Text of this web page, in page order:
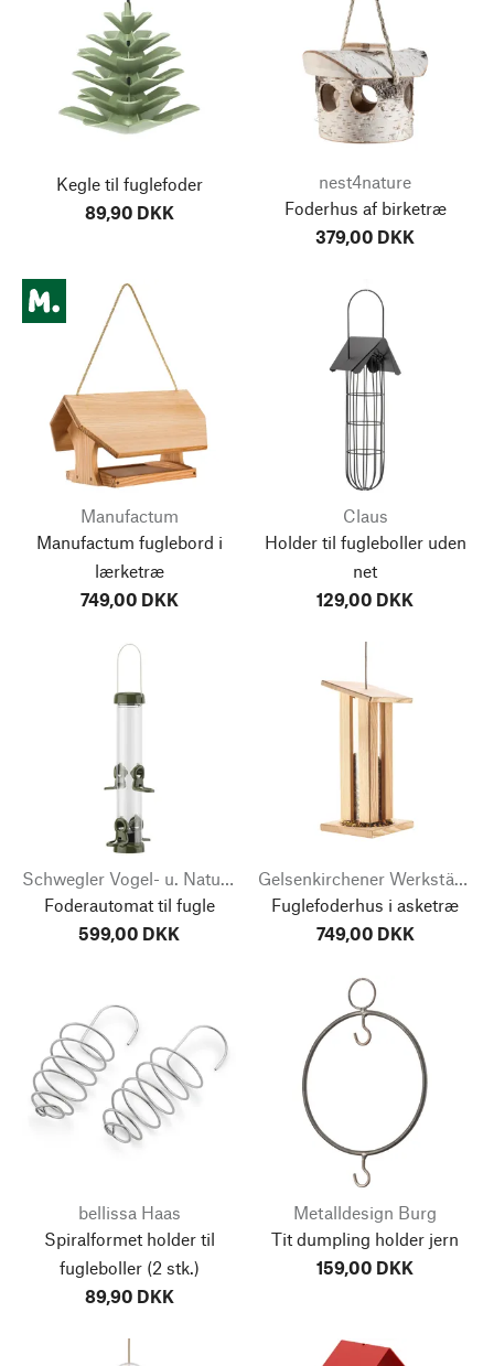
Kegle til fuglefoder
89,90 DKK
nest4nature
Foderhus af birketræ
379,00 DKK
Manufactum
Manufactum fuglebord i
lærketræ
749,00 DKK
Claus
Holder til fugleboller uden
net
129,00 DKK
Foderautomat til fugle
599,00 DKK
Fuglefoderhus i asketræ
749,00 DKK
bellissa Haas
Spiralformet holder til
fugleboller(2 stk.)
89,90 DKK
Metalldesign Burg
Tit dumpling holder jern
159,00 DKK